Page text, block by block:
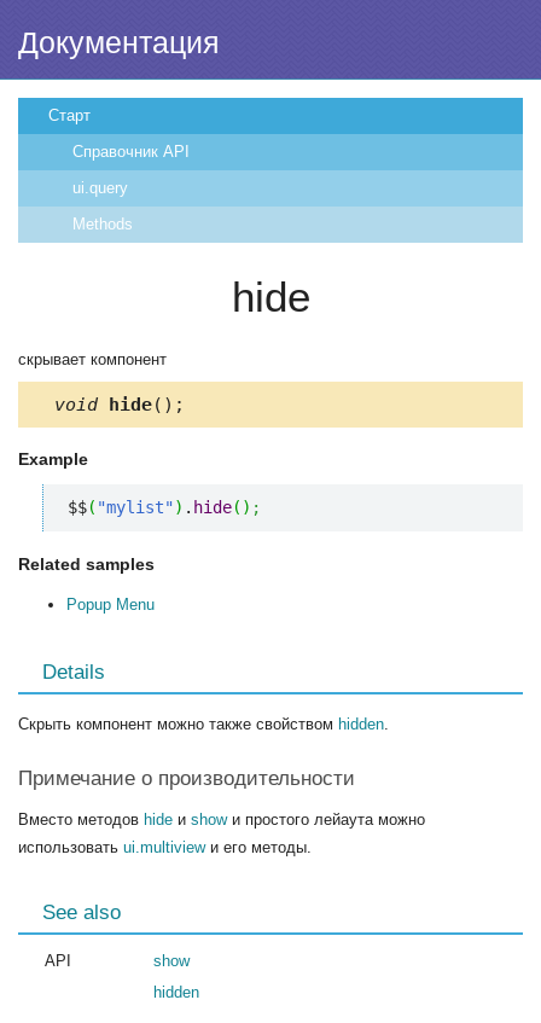
Документация
Старт
Справочник API
ui.query
Methods
hide
скрывает компонент
void hide();
Example
$$( "mylist") . hide( ) ;
Related samples
Popup Menu
Details
Скрыть компонент можно также свойством hidden
Примечание о производительности
Вместо методов hide и showи простого лейаута можно
использовать ui.multiviewи его методы.
See also
API
show
hidden